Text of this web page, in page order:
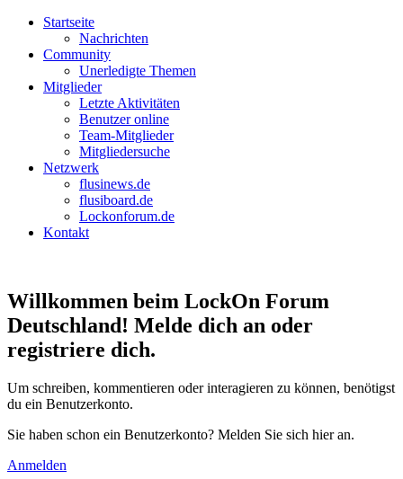
Startseite
Nachrichten
Community
Unerledigte Themen
Mitglieder
Letzte Aktivitäten
Benutzer online
Team-Mitglieder
Mitgliedersuche
Netzwerk
flusinews.de
flusiboard.de
Lockonforum.de
Kontakt
Willkommen beim LockOn Forum
Deutschland! Melde dich an oder
registriere dich.
Um schreiben, kommentieren oder interagieren zu können, benötigst
du ein Benutzerkonto.
Sie haben schon ein Benutzerkonto? Melden Sie sich hier an.
Anmelden